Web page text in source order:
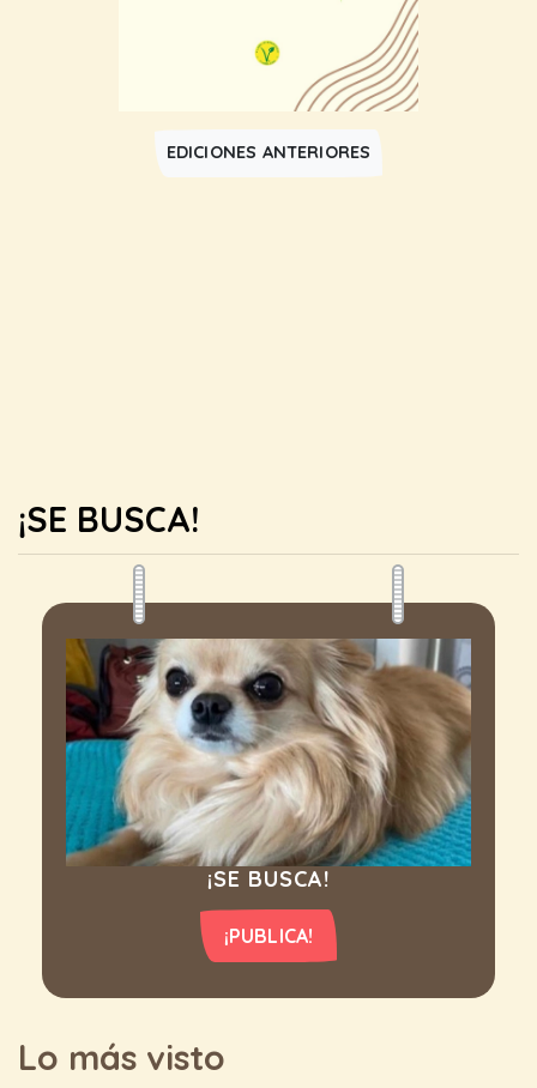
EDICIONES ANTERIORES
¡SE BUSCA!
¡SE BUSCA!
¡PUBLICA!
Lo más visto